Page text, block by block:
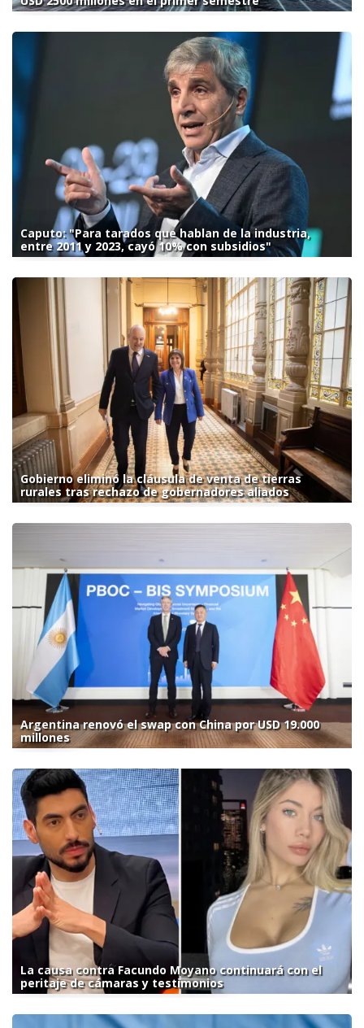
Caputo: "Para tarados que hablan de la industria,
entre 2011 y 2023, cayó 10% con subsidios"
Gobierno eliminó la cláusula de venta de tierras
rurales tras rechazo de gobernadores aliados
Argentina renovó el swap con China por USD 19.000
millones
La causa contra Facundo Moyano continuará con el
peritaje de cámaras y testimonios